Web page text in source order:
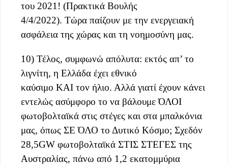
του 2021! (Πρακτικά Βουλής
4/4/2022). Τώρα παίζουν με την ενεργειακή
ασφάλεια της χώρας και τη νοημοσύνη μας.
10) Τέλος, συμφωνώ απόλυτα: εκτός απ’ το
λιγνίτη, η Ελλάδα έχει εθνικό
καύσιμο ΚΑΙ τον ήλιο. Αλλά γιατί έχουν κάνει
εντελώς ασύμφορο το να βάλουμε ΌΛΟΙ
φωτοβολταϊκά στις στέγες και στα μπαλκόνια
μας, όπως ΣΕ ΌΛΟ το Δυτικό Κόσμο; Σχεδόν
28,5GW φωτοβολταϊκά ΣΤΙΣ ΣΤΕΓΕΣ της
Αυστραλίας, πάνω από 1,2 εκατομμύρια